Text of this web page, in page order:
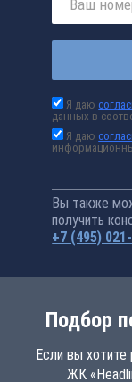
Я даю
данных в
Я даю
Вы также
получить
+7 (495)
Подбор
Если вы
ЖК